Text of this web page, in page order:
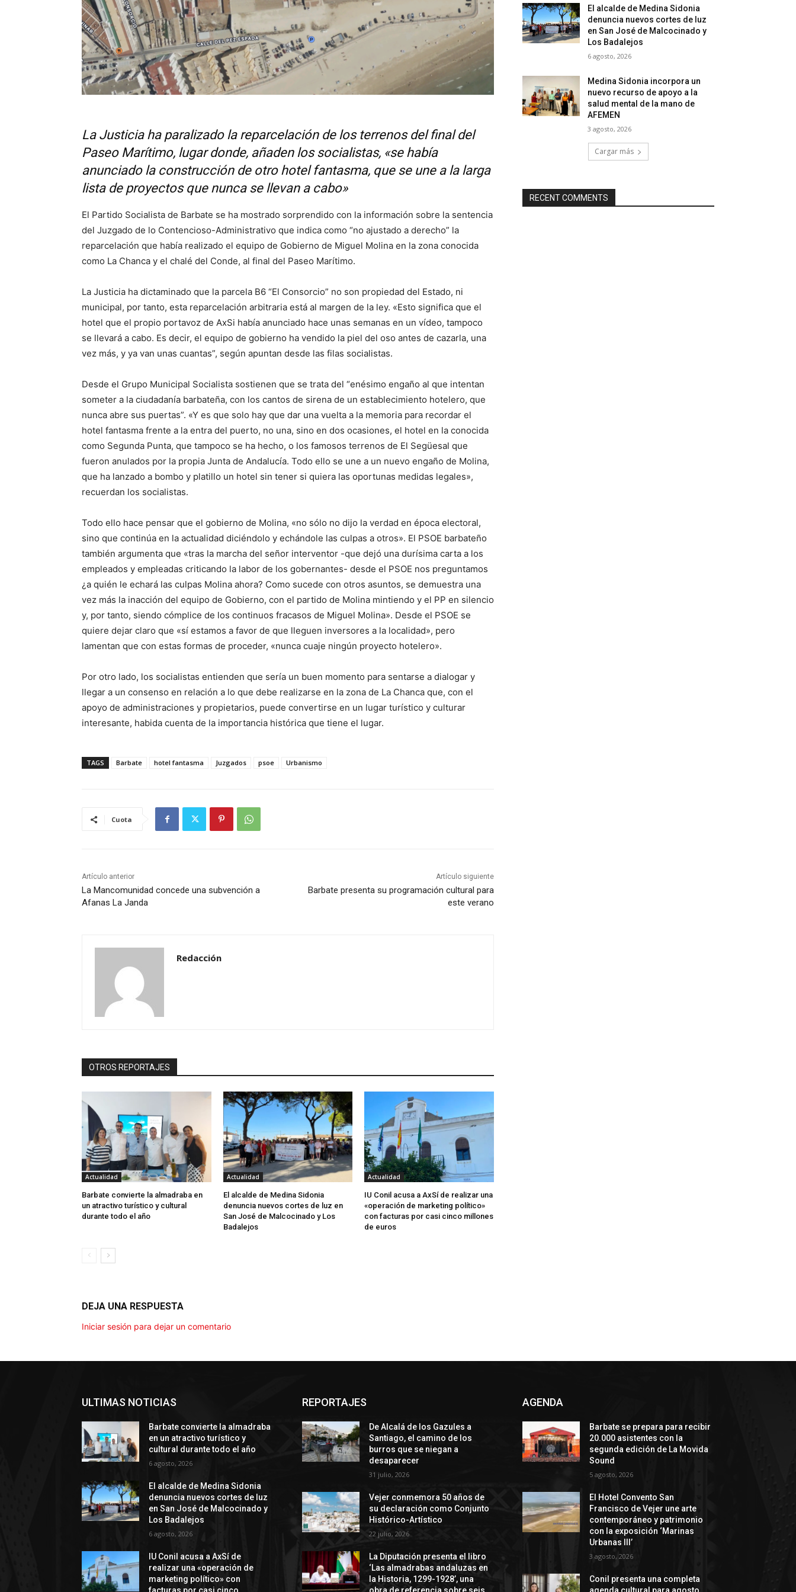
La Justicia ha paralizado la reparcelación de los terrenos del final del
Paseo Marítimo, lugar donde, añaden los socialistas, «se había
anunciado la construcción de otro hotel fantasma, que se une a la larga
lista de proyectos que nunca se llevan a cabo»
El Partido Socialista de Barbate se ha mostrado sorprendido con la información sobre la sentencia
del Juzgado de lo Contencioso-Administrativo que indica como “no ajustado a derecho” la
reparcelación que había realizado el equipo de Gobierno de Miguel Molina en la zona conocida
como La Chanca y el chalé del Conde, al final del Paseo Marítimo.
La Justicia ha dictaminado que la parcela B6 “El Consorcio” no son propiedad del Estado, ni
municipal, por tanto, esta reparcelación arbitraria está al margen de la ley. «Esto significa que el
hotel que el propio portavoz de AxSi había anunciado hace unas semanas en un vídeo, tampoco
se llevará a cabo. Es decir, el equipo de gobierno ha vendido la piel del oso antes de cazarla, una
vez más, y ya van unas cuantas”, según apuntan desde las filas socialistas.
Desde el Grupo Municipal Socialista sostienen que se trata del “enésimo engaño al que intentan
someter a la ciudadanía barbateña, con los cantos de sirena de un establecimiento hotelero, que
nunca abre sus puertas”. «Y es que solo hay que dar una vuelta a la memoria para recordar el
hotel fantasma frente a la entra del puerto, no una, sino en dos ocasiones, el hotel en la conocida
como Segunda Punta, que tampoco se ha hecho, o los famosos terrenos de El Següesal que
fueron anulados por la propia Junta de Andalucía. Todo ello se une a un nuevo engaño de Molina,
que ha lanzado a bombo y platillo un hotel sin tener si quiera las oportunas medidas legales»,
recuerdan los socialistas.
Todo ello hace pensar que el gobierno de Molina, «no sólo no dijo la verdad en época electoral,
sino que continúa en la actualidad diciéndolo y echándole las culpas a otros». El PSOE barbateño
también argumenta que «tras la marcha del señor interventor -que dejó una durísima carta a los
empleados y empleadas criticando la labor de los gobernantes- desde el PSOE nos preguntamos
¿a quién le echará las culpas Molina ahora? Como sucede con otros asuntos, se demuestra una
vez más la inacción del equipo de Gobierno, con el partido de Molina mintiendo y el PP en silencio
y, por tanto, siendo cómplice de los continuos fracasos de Miguel Molina». Desde el PSOE se
quiere dejar claro que «sí estamos a favor de que lleguen inversores a la localidad», pero
lamentan que con estas formas de proceder, «nunca cuaje ningún proyecto hotelero».
Por otro lado, los socialistas entienden que sería un buen momento para sentarse a dialogar y
llegar a un consenso en relación a lo que debe realizarse en la zona de La Chanca que, con el
apoyo de administraciones y propietarios, puede convertirse en un lugar turístico y culturar
interesante, habida cuenta de la importancia histórica que tiene el lugar.
TAGS Barbate hotel fantasma Juzgados psoe Urbanismo
Cuota
Artículo anterior
La Mancomunidad concede una subvención a
Afanas La Janda
Artículo siguiente
Barbate presenta su programación cultural para
este verano
Redacción
OTROS REPORTAJES
Actualidad
Barbate convierte la almadraba en
un atractivo turístico y cultural
durante todo el año
Actualidad
El alcalde de Medina Sidonia
denuncia nuevos cortes de luz en
San José de Malcocinado y Los
Badalejos
Actualidad
IU Conil acusa a AxSí de realizar una
«operación de marketing político»
con facturas por casi cinco millones
de euros
DEJA UNA RESPUESTA
Iniciar sesión para dejar un comentario
El alcalde de Medina Sidonia
denuncia nuevos cortes de luz
en San José de Malcocinado y
Los Badalejos
6 agosto, 2026
Medina Sidonia incorpora un
nuevo recurso de apoyo a la
salud mental de la mano de
AFEMEN
3 agosto, 2026
Cargar más
RECENT COMMENTS
ULTIMAS NOTICIAS
Barbate convierte la almadraba
en un atractivo turístico y
cultural durante todo el año
6 agosto, 2026
El alcalde de Medina Sidonia
denuncia nuevos cortes de luz
en San José de Malcocinado y
Los Badalejos
6 agosto, 2026
IU Conil acusa a AxSí de
realizar una «operación de
marketing político» con
REPORTAJES
De Alcalá de los Gazules a
Santiago, el camino de los
burros que se niegan a
desaparecer
31 julio, 2026
Vejer conmemora 50 años de
su declaración como Conjunto
Histórico-Artístico
22 julio, 2026
La Diputación presenta el libro
‘Las almadrabas andaluzas en
la Historia, 1299-1928’, una
AGENDA
Barbate se prepara para recibir
20.000 asistentes con la
segunda edición de La Movida
Sound
5 agosto, 2026
El Hotel Convento San
Francisco de Vejer une arte
contemporáneo y patrimonio
con la exposición ‘Marinas
Urbanas III’
3 agosto, 2026
Conil presenta una completa